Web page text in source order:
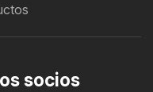
socios